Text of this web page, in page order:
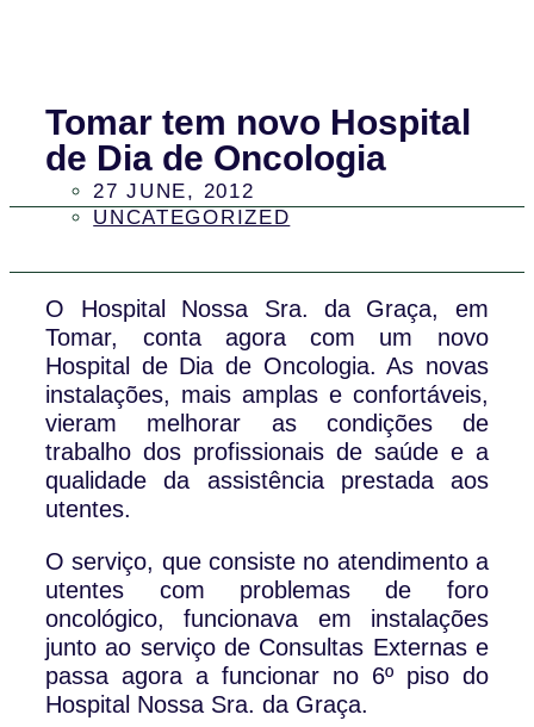
Tomar tem novo Hospital
de Dia de Oncologia
27 JUNE, 2012
UNCATEGORIZED
O Hospital Nossa Sra. da Graça, em
Tomar, conta agora com um novo
Hospital de Dia de Oncologia. As novas
instalações, mais amplas e confortáveis,
vieram melhorar as condições de
trabalho dos profissionais de saúde e a
qualidade da assistência prestada aos
utentes.
O serviço, que consiste no atendimento a
utentes com problemas de foro
oncológico, funcionava em instalações
junto ao serviço de Consultas Externas e
passa agora a funcionar no 6º piso do
Hospital Nossa Sra. da Graça.